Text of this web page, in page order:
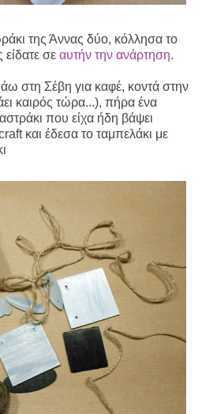
της Άννας δύο, κόλλησα το
σε αυτήν την ανάρτηση.
στη Σέβη για καφέ, κοντά στην
καιρός τώρα...), πήρα ένα
που είχα ήδη βάψει
και έδεσα το ταμπελάκι με